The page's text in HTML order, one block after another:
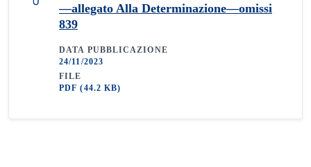
—allegato Alla Determinazione—omissi
839
DATA PUBBLICAZIONE
24/11/2023
FILE
PDF(44.2 KB)